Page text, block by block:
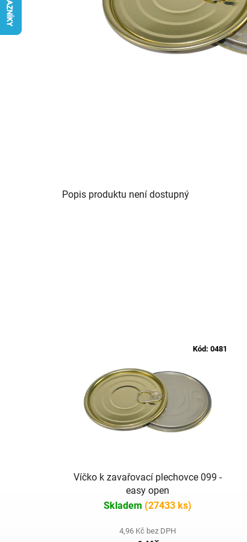
Popis produktu není dostupný
Víčko k zavařovací plechovce 099 -
easy open
Skladem (27433 ks)
4,96 Kč bez DPH
Kód: 0481